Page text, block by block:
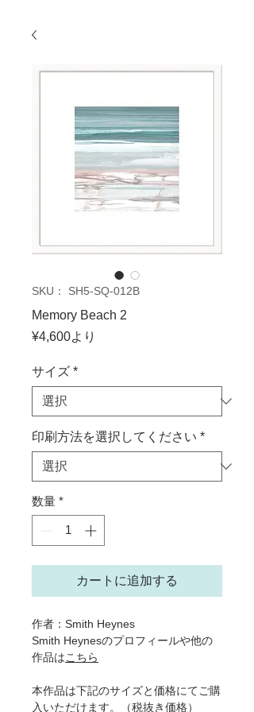
SKU： SH5-SQ-012B
Memory Beach 2
¥4,600より
価
サイズ *
印刷方法を選択してください *
数量 *
カートに追加する
作者：Smith Heynes
Smith Heynesのプロフィールや他の
作品はこちら
本作品は下記のサイズと価格にてご購
入いただけます。（税抜き価格）